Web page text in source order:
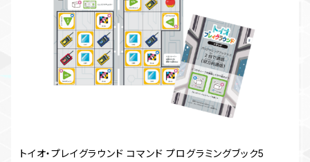
トイオ・プレイグラウンド コマンド プログラミングブック5